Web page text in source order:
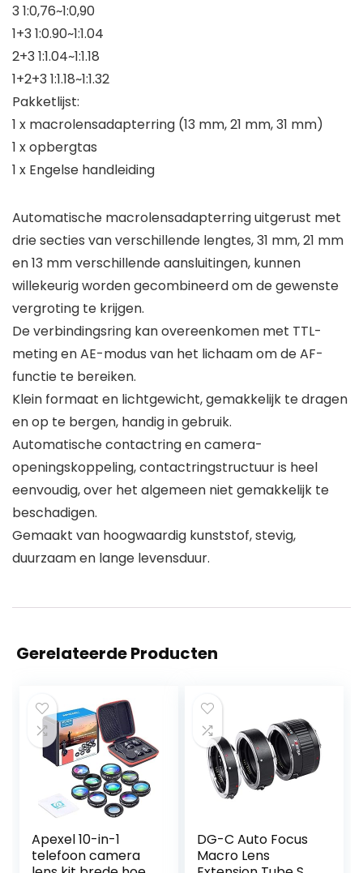
3 1:0,76~1:0,90
1+3 1:0.90~1:1.04
2+3 1:1.04~1:1.18
1+2+3 1:1.18~1:1.32
Pakketlijst:
1 x macrolensadapterring (13 mm, 21 mm, 31 mm)
1 x opbergtas
1 x Engelse handleiding
Automatische macrolensadapterring uitgerust met
drie secties van verschillende lengtes, 31 mm, 21 mm
en 13 mm verschillende aansluitingen, kunnen
willekeurig worden gecombineerd om de gewenste
vergroting te krijgen.
De verbindingsring kan overeenkomen met TTL-
meting en AE-modus van het lichaam om de AF-
functie te bereiken.
Klein formaat en lichtgewicht, gemakkelijk te dragen
en op te bergen, handig in gebruik.
Automatische contactring en camera-
openingskoppeling, contactringstructuur is heel
eenvoudig, over het algemeen niet gemakkelijk te
beschadigen.
Gemaakt van hoogwaardig kunststof, stevig,
duurzaam en lange levensduur.
Gerelateerde Producten
Apexel 10-in-1
telefoon camera
DG-C Auto Focus
Macro Lens